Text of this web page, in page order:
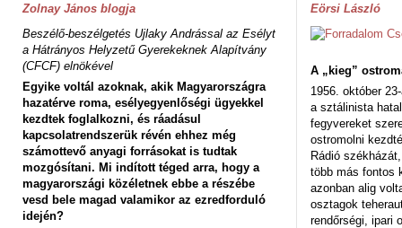
Zolnay János blogja
Beszélő-beszélgetés Ujlaky Andrással az Esélyt
a Hátrányos Helyzetű Gyerekeknek Alapítvány
(CFCF) elnökével
Egyike voltál azoknak, akik Magyarországra
hazatérve roma, esélyegyenlőségi ügyekkel
kezdtek foglalkozni, és ráadásul
kapcsolatrendszerük révén ehhez még
számottevő anyagi forrásokat is tudtak
mozgósítani. Mi indított téged arra, hogy a
magyarországi közéletnek ebbe a részébe
vesd bele magad valamikor az ezredforduló
idején?
Eörsi László
A „kieg”
1956. október
a sztálinista
fegyvereket
ostromolni
Rádió
több más fontos
azonban alig
osztagok
rendőrségi, ipari